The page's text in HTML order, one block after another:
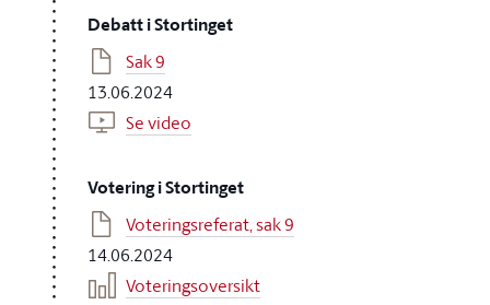
Debatt i Stortinget
Sak 9
13.06.2024
Se video
Votering i Stortinget
Voteringsreferat, sak 9
14.06.2024
Voteringsoversikt